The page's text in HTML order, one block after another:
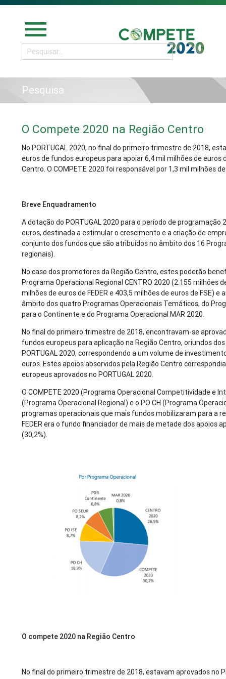
menu
Pesquisa
O Compete 2020 na Região Centro
No PORTUGAL 2020, no final do primeiro trimestre de 2018,
euros de fundos europeus para apoiar 6,4 mil milhões de
Centro. O COMPETE 2020 foi responsável por 1,3 mil milhões
Breve Enquadramento
A dotação do PORTUGAL 2020 para o período de programação
euros, destinada a estimular o crescimento e a criação de
conjunto dos fundos que são atribuídos no âmbito dos 16
regionais).
No caso dos promotores da Região Centro, estes poderão
Programa Operacional Regional CENTRO 2020 (2.155 milhões
milhões de euros de FEDER e 403,5 milhões de euros de FSE)
âmbito dos quatro Programas Operacionais Temáticos, do
para o Continente e do Programa Operacional MAR 2020.
No final do primeiro trimestre de 2018, encontravam-se
fundos europeus para aplicação na Região Centro, oriundos
PORTUGAL 2020, correspondendo a um volume de
euros. Estes apoios absorvidos pela Região Centro
europeus aprovados no PORTUGAL 2020.
O COMPETE 2020 (Programa Operacional Competitividade e
(Programa Operacional Regional) e o PO CH (Programa
programas operacionais que mais fundos mobilizaram para a
FEDER era o fundo financiador de mais de metade dos apoios
(30,2%).
O compete 2020 na Região Centro
No final do primeiro trimestre de 2018, estavam aprovados no